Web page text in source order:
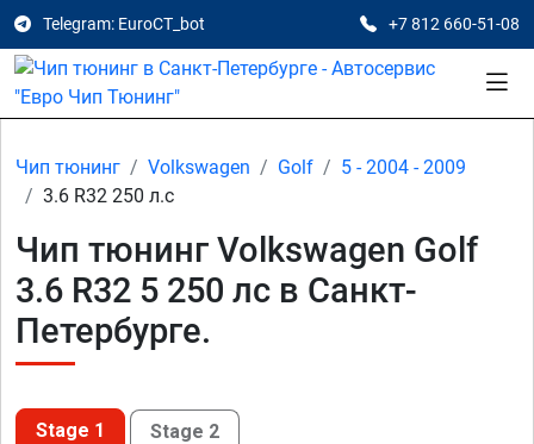
Telegram: EuroCT_bot +7 812 660-51-08
Чип тюнинг Volkswagen Golf
5 - 2004 - 2009
3.6 R32 250 л.с
Чип тюнинг Volkswagen Golf
3.6 R32 5 250 лс в Санкт-
Петербурге.
Stage 1 Stage 2